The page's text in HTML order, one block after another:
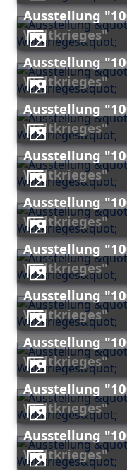
Ausstellung "100 Jahre Ende des 1.
Weltkrieges"
Ausstellung "100 Jahre Ende des 1.
Weltkrieges"
Ausstellung "100 Jahre Ende des 1.
Weltkrieges"
Ausstellung "100 Jahre Ende des 1.
Weltkrieges"
Ausstellung "100 Jahre Ende des 1.
Weltkrieges"
Ausstellung "100 Jahre Ende des 1.
Weltkrieges"
Ausstellung "100 Jahre Ende des 1.
Weltkrieges"
Ausstellung "100 Jahre Ende des 1.
Weltkrieges"
Ausstellung "100 Jahre Ende des 1.
Weltkrieges"
Ausstellung "100 Jahre Ende des 1.
Weltkrieges"